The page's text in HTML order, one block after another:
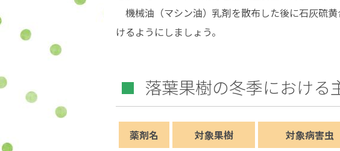
機械油（マシン油）乳剤を散布した後に石灰硫
けるようにしましょう。
落葉果樹の冬季における
薬剤名 対象果樹 対象病害虫